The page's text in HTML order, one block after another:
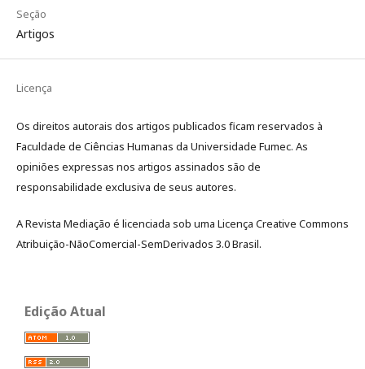
Seção
Artigos
Licença
Os direitos autorais dos artigos publicados ficam reservados à
Faculdade de Ciências Humanas da Universidade Fumec. As
opiniões expressas nos artigos assinados são de
responsabilidade exclusiva de seus autores.
A Revista Mediação é licenciada sob uma Licença Creative Commons
Atribuição-NãoComercial-SemDerivados 3.0 Brasil.
Edição Atual